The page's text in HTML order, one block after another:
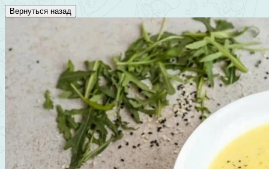
Вернуться назад